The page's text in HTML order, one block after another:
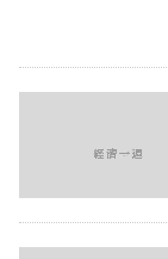
專